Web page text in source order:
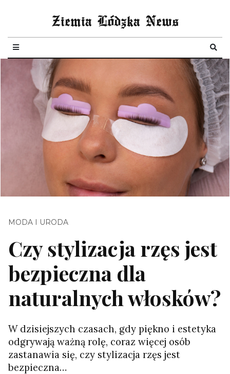
Ziemia Lódzka News
MODA I URODA
Czy stylizacja rzęs jest
bezpieczna dla
naturalnych włosków?
W dzisiejszych czasach, gdy piękno i estetyka
odgrywają ważną rolę, coraz więcej osób
zastanawia się, czy stylizacja rzęs jest
bezpieczna…